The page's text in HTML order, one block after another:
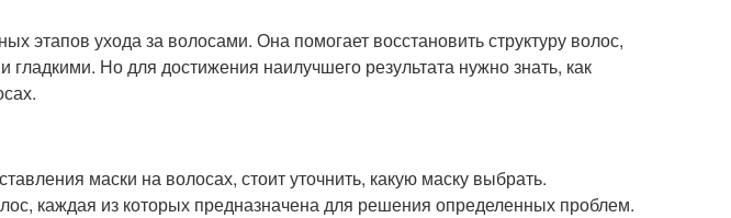
волос
этапов ухода за волосами. Она помогает восстановить структуру волос,
гладкими. Но для достижения наилучшего результата нужно знать, как
маски на волосах, стоит уточнить, какую маску выбрать.
каждая из которых предназначена для решения определенных проблем.